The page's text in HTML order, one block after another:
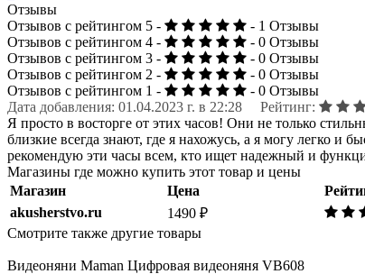
Отзывы
Отзывов с рейтингом 5 -
- 1 Отзывы
Отзывов с рейтингом 4 -
- 0 Отзывы
Отзывов с рейтингом 3 -
- 0 Отзывы
Отзывов с рейтингом 2 -
- 0 Отзывы
Отзывов с рейтингом 1 -
- 0 Отзывы
Дата добавления: 01.04.2023 г. в 22:28 Рейтинг:
Я просто в восторге от этих часов! Они не только
близкие всегда знают, где я нахожусь, а я могу легко и
рекомендую эти часы всем, кто ищет надежный и
Магазины где можно купить этот товар и цены
Магазин
Цена
akusherstvo.ru
1490 ₽
Смотрите также другие товары
Видеоняни Maman Цифровая видеоняня VB608